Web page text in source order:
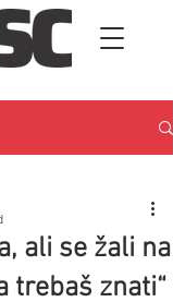
ali se žali na
trebaš znati“